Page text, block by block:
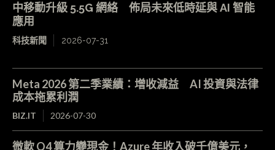
中移動升級 5.5G 網絡 佈局未來低時延與 AI 智能
應用
科技新聞 2026-07-31
Meta 2026 第二季業績：增收減益 AI 投資與法律
成本拖累利潤
BIZ.IT 2026-07-30
微軟 Q4 算力變現金！Azure 年收入破千億美元，